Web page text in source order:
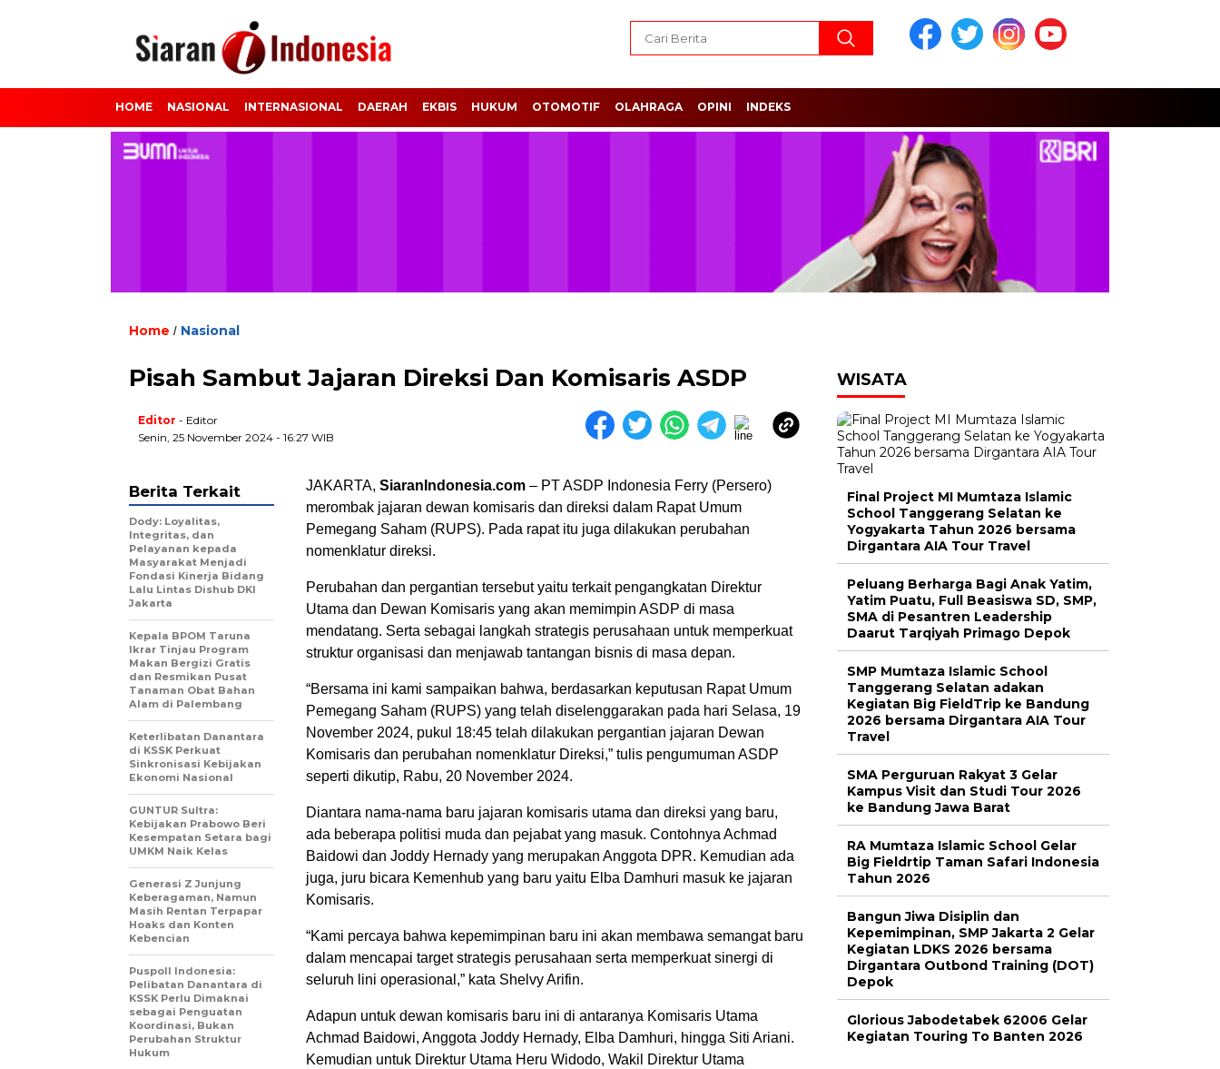
HOME NASIONAL INTERNASIONAL DAERAH EKBIS HUKUM OTOMOTIF OLAHRAGA OPINI INDEKS
Home / Nasional
Pisah Sambut Jajaran Direksi Dan Komisaris ASDP
Editor - Editor
Senin, 25 November 2024 - 16:27 WIB
JAKARTA, SiaranIndonesia.com – PT ASDP Indonesia Ferry (Persero)
merombak jajaran dewan komisaris dan direksi dalam Rapat Umum
Pemegang Saham (RUPS). Pada rapat itu juga dilakukan perubahan
nomenklatur direksi.
Perubahan dan pergantian tersebut yaitu terkait pengangkatan Direktur
Utama dan Dewan Komisaris yang akan memimpin ASDP di masa
mendatang. Serta sebagai langkah strategis perusahaan untuk memperkuat
struktur organisasi dan menjawab tantangan bisnis di masa depan.
“Bersama ini kami sampaikan bahwa, berdasarkan keputusan Rapat Umum
Pemegang Saham (RUPS) yang telah diselenggarakan pada hari Selasa, 19
November 2024, pukul 18:45 telah dilakukan pergantian jajaran Dewan
Komisaris dan perubahan nomenklatur Direksi,” tulis pengumuman ASDP
seperti dikutip, Rabu, 20 November 2024.
Diantara nama-nama baru jajaran komisaris utama dan direksi yang baru,
ada beberapa politisi muda dan pejabat yang masuk. Contohnya Achmad
Baidowi dan Joddy Hernady yang merupakan Anggota DPR. Kemudian ada
juga, juru bicara Kemenhub yang baru yaitu Elba Damhuri masuk ke jajaran
Komisaris.
“Kami percaya bahwa kepemimpinan baru ini akan membawa semangat baru
dalam mencapai target strategis perusahaan serta memperkuat sinergi di
seluruh lini operasional,” kata Shelvy Arifin.
Adapun untuk dewan komisaris baru ini di antaranya Komisaris Utama
Achmad Baidowi, Anggota Joddy Hernady, Elba Damhuri, hingga Siti Ariani.
Kemudian untuk Direktur Utama Heru Widodo, Wakil Direktur Utama
Berita Terkait
Dody: Loyalitas,
Integritas, dan
Pelayanan kepada
Masyarakat Menjadi
Fondasi Kinerja Bidang
Lalu Lintas Dishub DKI
Jakarta
Kepala BPOM Taruna
Ikrar Tinjau Program
Makan Bergizi Gratis
dan Resmikan Pusat
Tanaman Obat Bahan
Alam di Palembang
Keterlibatan Danantara
di KSSK Perkuat
Sinkronisasi Kebijakan
Ekonomi Nasional
GUNTUR Sultra:
Kebijakan Prabowo Beri
Kesempatan Setara bagi
UMKM Naik Kelas
Generasi Z Junjung
Keberagaman, Namun
Masih Rentan Terpapar
Hoaks dan Konten
Kebencian
Puspoll Indonesia:
Pelibatan Danantara di
KSSK Perlu Dimaknai
sebagai Penguatan
Koordinasi, Bukan
Perubahan Struktur
Hukum
WISATA
Final Project MI Mumtaza Islamic
School Tanggerang Selatan ke
Yogyakarta Tahun 2026 bersama
Dirgantara AIA Tour Travel
Peluang Berharga Bagi Anak Yatim,
Yatim Puatu, Full Beasiswa SD, SMP,
SMA di Pesantren Leadership
Daarut Tarqiyah Primago Depok
SMP Mumtaza Islamic School
Tanggerang Selatan adakan
Kegiatan Big FieldTrip ke Bandung
2026 bersama Dirgantara AIA Tour
Travel
SMA Perguruan Rakyat 3 Gelar
Kampus Visit dan Studi Tour 2026
ke Bandung Jawa Barat
RA Mumtaza Islamic School Gelar
Big Fieldrtip Taman Safari Indonesia
Tahun 2026
Bangun Jiwa Disiplin dan
Kepemimpinan, SMP Jakarta 2 Gelar
Kegiatan LDKS 2026 bersama
Dirgantara Outbond Training (DOT)
Depok
Glorious Jabodetabek 62006 Gelar
Kegiatan Touring To Banten 2026